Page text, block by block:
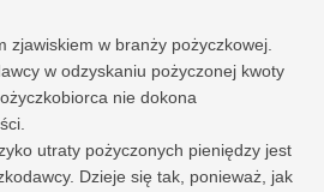
zjawiskiem w branży pożyczkowej.
w odzyskaniu pożyczonej kwoty
nie dokona
utraty pożyczonych pieniędzy jest
Dzieje się tak, ponieważ, jak